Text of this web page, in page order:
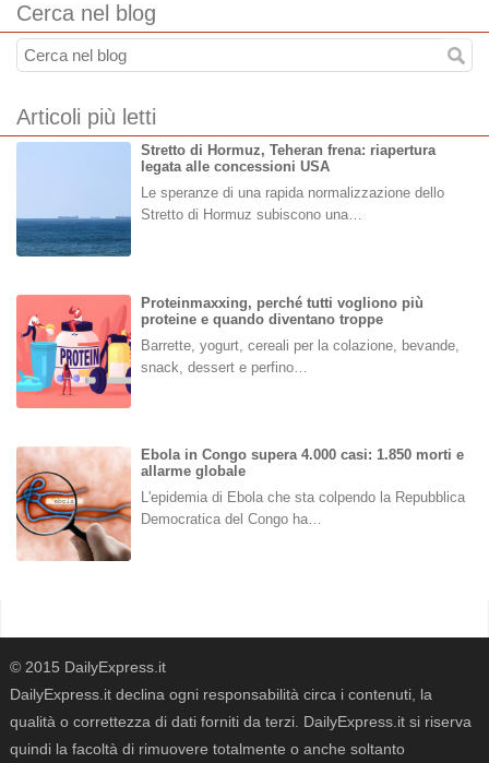
Cerca nel blog
Articoli più letti
Stretto di Hormuz, Teheran frena: riapertura
legata alle concessioni USA
Le speranze di una rapida normalizzazione dello
Stretto di Hormuz subiscono una…
Proteinmaxxing, perché tutti vogliono più
proteine e quando diventano troppe
Barrette, yogurt, cereali per la colazione, bevande,
snack, dessert e perfino…
Ebola in Congo supera 4.000 casi: 1.850 morti e
allarme globale
L'epidemia di Ebola che sta colpendo la Repubblica
Democratica del Congo ha…
© 2015 DailyExpress.it
DailyExpress.it declina ogni responsabilità circa i contenuti, la
qualità o correttezza di dati forniti da terzi. DailyExpress.it si riserva
quindi la facoltà di rimuovere totalmente o anche soltanto